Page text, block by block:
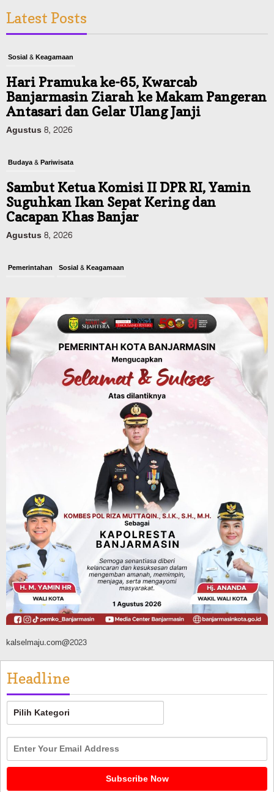
Latest Posts
Sosial & Keagamaan
Hari Pramuka ke-65, Kwarcab
Banjarmasin Ziarah ke Makam Pangeran
Antasari dan Gelar Ulang Janji
Agustus 8, 2026
Budaya & Pariwisata
Sambut Ketua Komisi II DPR RI, Yamin
Suguhkan Ikan Sepat Kering dan
Cacapan Khas Banjar
Agustus 8, 2026
Pemerintahan Sosial & Keagamaan
Digital, Target 30 Persen IKD Masih
Jauh, Komisi II DPR Turun Tangan
Agustus 7, 2026
Dinas PUPR Kalsel Headline Pembangunan
Jalan Veteran Km 5,5 Sungai Lulut
Dibuka Pasca Retak dan Amblas,
Angkutan Bertonase 6 Ton Lebih Tak
Diperbolehkan Melintas
Headline
Panaskan Kembali Arena Panjat Tebing,
FPTI Banjarmasin Siapkan Sirkuit se-
Kalsel
Agustus 8, 2026
kalselmaju.com@2023
Headline
Headline